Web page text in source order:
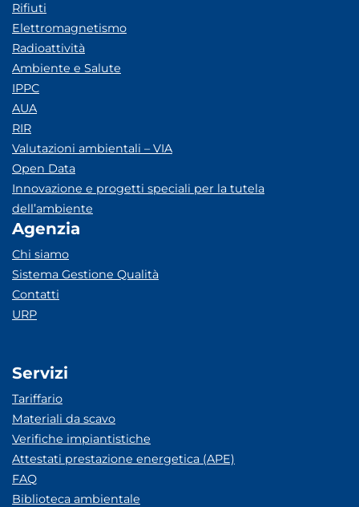
Rifiuti
Elettromagnetismo
Radioattività
Ambiente e Salute
IPPC
AUA
RIR
Valutazioni ambientali – VIA
Open Data
Innovazione e progetti speciali per la tutela
dell’ambiente
Agenzia
Chi siamo
Sistema Gestione Qualità
Contatti
URP
Servizi
Tariffario
Materiali da scavo
Verifiche impiantistiche
Attestati prestazione energetica (APE)
FAQ
Biblioteca ambientale